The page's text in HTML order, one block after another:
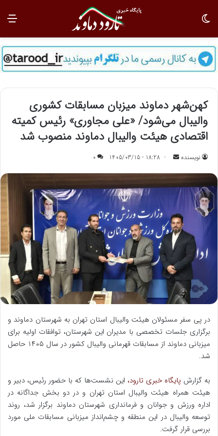
کهن‌شهر دماوند میزبان مسابقات کشوری
والیبال می‌شود/ «علی مجاوری» رئیس کمیته
اقتصادی هیئت والیبال دماوند منصوب شد
نویسنده
س
ب
ه
ا
ی
م
ی
ل
18:28 - 1405/03/15
0
در پی سفر مسئولان هیئت والیبال استان تهران به شهرستان دماوند و
برگزاری جلسات تخصصی با مدیران این شهرستان، توافقات اولیه برای
میزبانی دماوند از مسابقات قهرمانی والیبال کشور در سال ۱۴۰۵ حاصل
شد.
به گزارش پایگاه خبری تارود، این نشست‌ها که با حضور رئیس، دبیر و
هیئت همراه هیئت والیبال استان تهران و در دو بخش جداگانه در
اداره ورزش و جوانان و فرمانداری شهرستان دماوند برگزار شد، روند
توسعه والیبال در این منطقه و چشم‌انداز میزبانی مسابقات ملی مورد
بررسی قرار گرفت.